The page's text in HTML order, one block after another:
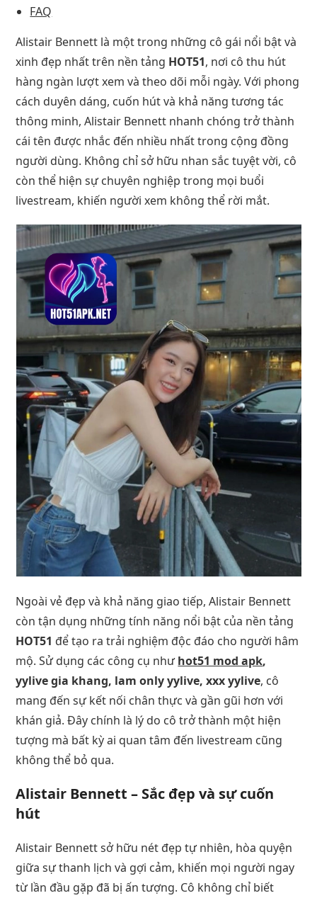
FAQ
Alistair Bennett là một trong những cô gái nổi bật và
xinh đẹp nhất trên nền tảng HOT51, nơi cô thu hút
hàng ngàn lượt xem và theo dõi mỗi ngày. Với phong
cách duyên dáng, cuốn hút và khả năng tương tác
thông minh, Alistair Bennett nhanh chóng trở thành
cái tên được nhắc đến nhiều nhất trong cộng đồng
người dùng. Không chỉ sở hữu nhan sắc tuyệt vời, cô
còn thể hiện sự chuyên nghiệp trong mọi buổi
livestream, khiến người xem không thể rời mắt.
Ngoài vẻ đẹp và khả năng giao tiếp, Alistair Bennett
còn tận dụng những tính năng nổi bật của nền tảng
HOT51 để tạo ra trải nghiệm độc đáo cho người hâm
mộ. Sử dụng các công cụ nhưhot51 mod apk,
yylive gia khang, lam only yylive, xxx yylive, cô
mang đến sự kết nối chân thực và gần gũi hơn với
khán giả. Đây chính là lý do cô trở thành một hiện
tượng mà bất kỳ ai quan tâm đến livestream cũng
không thể bỏ qua.
Alistair Bennett – Sắc đẹp và sự cuốn
hút
Alistair Bennett sở hữu nét đẹp tự nhiên, hòa quyện
giữa sự thanh lịch và gợi cảm, khiến mọi người ngay
từ lần đầu gặp đã bị ấn tượng. Cô không chỉ biết